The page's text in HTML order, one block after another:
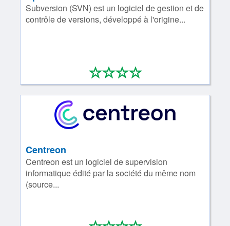
Subversion (SVN) est un logiciel de gestion et de
contrôle de versions, développé à l'origine...
****
0/4
Centreon
Centreon est un logiciel de supervision
informatique édité par la société du même nom
(source...